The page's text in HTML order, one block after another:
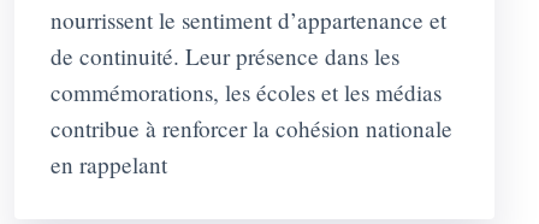
nourrissent le sentiment d’appartenance et
de continuité. Leur présence dans les
commémorations, les écoles et les médias
contribue à renforcer la cohésion nationale
en rappelant